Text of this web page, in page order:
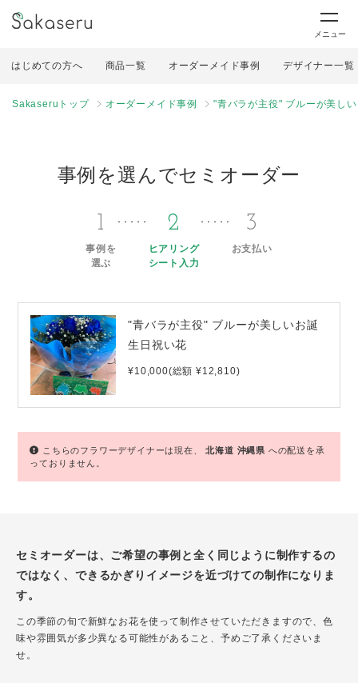
メニュー
はじめての方へ 商品一覧 オーダーメイド事例 デザイナー一覧
Sakaseruトップ オーダーメイド事例 "青バラが主役" ブルーが美し
事例を選んでセミオーダー
1
事例を
選ぶ
2
ヒアリング
シート入力
3
お支払い
"青バラが主役" ブルーが美しいお誕
生日祝い花
¥10,000(総額 ¥12,810)
こちらのフラワーデザイナーは現在、北海道 沖縄県 への配送を承
っておりません。
セミオーダーは、ご希望の事例と全く同じように制作するの
ではなく、できるかぎりイメージを近づけての制作になりま
す。
この季節の旬で新鮮なお花を使って制作させていただきますので、色
味や雰囲気が多少異なる可能性があること、予めご了承くださいま
せ。